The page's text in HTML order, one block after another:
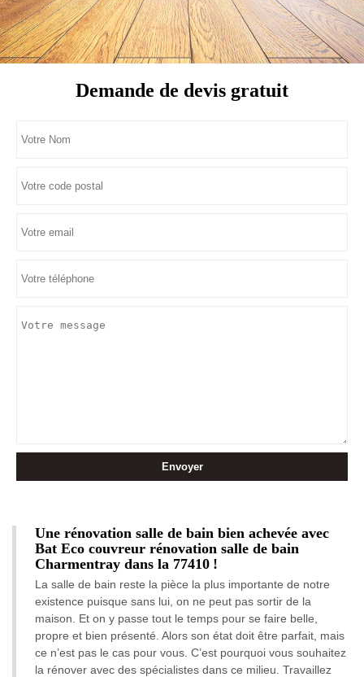
Demande de devis gratuit
Une rénovation salle de bain bien achevée avec
Bat Eco couvreur rénovation salle de bain
Charmentray dans la 77410 !
La salle de bain reste la pièce la plus importante de notre
existence puisque sans lui, on ne peut pas sortir de la
maison. Et on y passe tout le temps pour se faire belle,
propre et bien présenté. Alors son état doit être parfait, mais
ce n’est pas le cas pour vous. C’est pourquoi vous souhaitez
la rénover avec des spécialistes dans ce milieu. Travaillez